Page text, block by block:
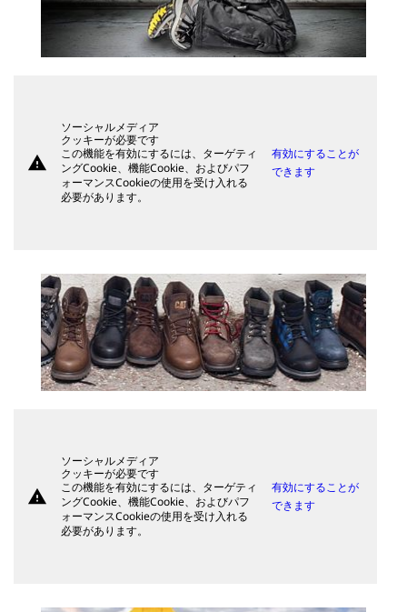
warning
ソーシャルメディア
クッキーが必要です
この機能を有効にするには、ターゲティ
ングCookie、機能Cookie、およびパフ
ォーマンスCookieの使用を受け入れる
必要があります。
有効にすることが
できます
warning
ソーシャルメディア
クッキーが必要です
この機能を有効にするには、ターゲティ
ングCookie、機能Cookie、およびパフ
ォーマンスCookieの使用を受け入れる
必要があります。
有効にすることが
できます